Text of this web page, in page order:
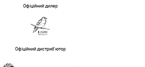
Офіційний дилер
Офіційний дистриб'ютор